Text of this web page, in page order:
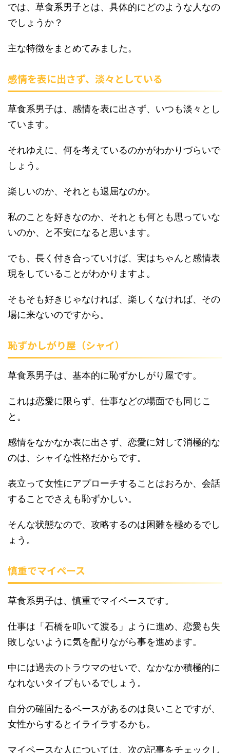
では、草食系男子とは、具体的にどのような人なの
でしょうか？
主な特徴をまとめてみました。
感情を表に出さず、淡々としている
草食系男子は、感情を表に出さず、いつも淡々とし
ています。
それゆえに、何を考えているのかがわかりづらいで
しょう。
楽しいのか、それとも退屈なのか。
私のことを好きなのか、それとも何とも思っていな
いのか、と不安になると思います。
でも、長く付き合っていけば、実はちゃんと感情表
現をしていることがわかりますよ。
そもそも好きじゃなければ、楽しくなければ、その
場に来ないのですから。
恥ずかしがり屋（シャイ）
草食系男子は、基本的に恥ずかしがり屋です。
これは恋愛に限らず、仕事などの場面でも同じこ
と。
感情をなかなか表に出さず、恋愛に対して消極的な
のは、シャイな性格だからです。
表立って女性にアプローチすることはおろか、会話
することでさえも恥ずかしい。
そんな状態なので、攻略するのは困難を極めるでし
ょう。
慎重でマイペース
草食系男子は、慎重でマイペースです。
仕事は「石橋を叩いて渡る」ように進め、恋愛も失
敗しないように気を配りながら事を進めます。
中には過去のトラウマのせいで、なかなか積極的に
なれないタイプもいるでしょう。
自分の確固たるペースがあるのは良いことですが、
女性からするとイライラするかも。
マイペースな人については、次の記事をチェックし